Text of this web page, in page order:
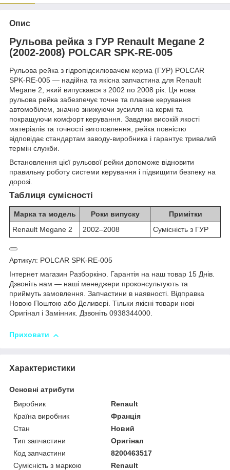
Опис
Рульова рейка з ГУР Renault Megane 2
(2002-2008) POLCAR SPK-RE-005
Рульова рейка з гідропідсилювачем керма (ГУР) POLCAR
SPK-RE-005 — надійна та якісна запчастина для Renault
Megane 2, який випускався з 2002 по 2008 рік. Ця нова
рульова рейка забезпечує точне та плавне керування
автомобілем, значно знижуючи зусилля на кермі та
покращуючи комфорт керування. Завдяки високій якості
матеріалів та точності виготовлення, рейка повністю
відповідає стандартам заводу-виробника і гарантує тривалий
термін служби.
Встановлення цієї рульової рейки допоможе відновити
правильну роботу системи керування і підвищити безпеку на
дорозі.
Таблиця сумісності
Марка та модель Роки випуску
Примітки
Renault Megane 2
2002–2008 Сумісність з ГУР
Артикул: POLCAR SPK-RE-005
Інтернет магазин Разборкіно. Гарантія на наш товар 15 Днів.
Дзвоніть нам — наші менеджери проконсультують та
приймуть замовлення. Запчастини в наявності. Відправка
Новою Поштою або Деливері. Тільки якісні товари нові
Оригінал і Замінник. Дзвоніть 0938344000.
Приховати
Характеристики
Основні атрибути
Виробник
Renault
Країна виробник
Франція
Стан
Новий
Тип запчастини
Оригінал
Код запчастини
8200463517
Сумісність з маркою
Renault